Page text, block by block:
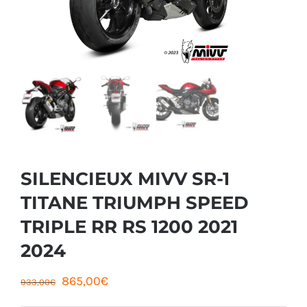
SILENCIEUX MIVV SR-1
TITANE TRIUMPH SPEED
TRIPLE RR RS 1200 2021
2024
933,00 €
Le
865,00€Le